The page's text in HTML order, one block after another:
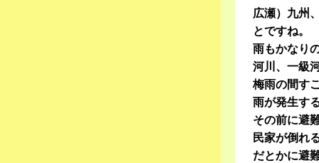
広瀬）九州
とですね。
雨もかなり
河川、一級
梅雨の間す
雨が発生す
その前に避
民家が倒れ
だとかに避